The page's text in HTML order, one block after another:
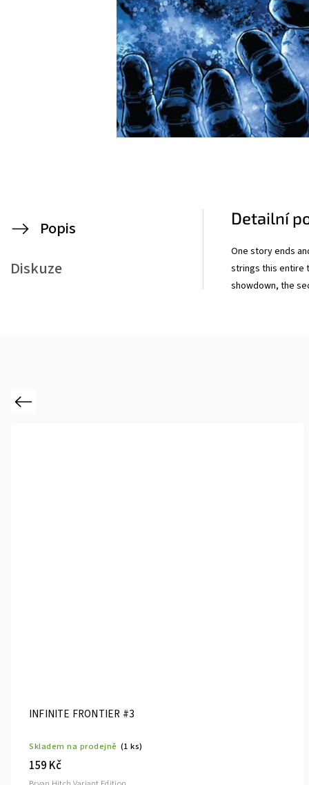
Popis
Diskuze
Detailní
One story ends
strings this entire
showdown, the
Previous
INFINITE FRONTIER #3
Skladem na prodejně (1 ks)
159 Kč